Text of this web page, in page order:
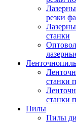
резки
станки
станки
станки
Пилы
Пилы